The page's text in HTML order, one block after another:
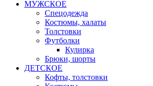
МУЖСКОЕ
Спецодежда
Костюмы, халаты
Толстовки
Футболки
Кулирка
Брюки, шорты
ДЕТСКОЕ
Кофты, толстовки